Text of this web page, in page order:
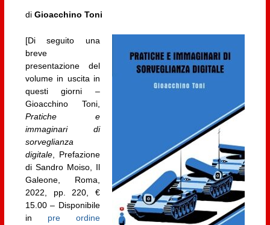
di Gioacchino Toni
[Di seguito una
breve
presentazione del
volume in uscita in
questi giorni –
Gioacchino Toni,
Pratiche e
immaginari di
sorveglianza
digitale, Prefazione
di Sandro Moiso, Il
Galeone, Roma,
2022, pp. 220, €
15.00 – Disponibile
in pre ordine